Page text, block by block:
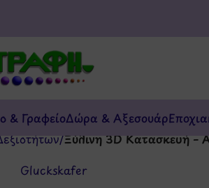
& ΓραφείοΔώρα & Αξεσουάρ
/Ξύλινη 3D Κατασκευή –
Gluckskafer